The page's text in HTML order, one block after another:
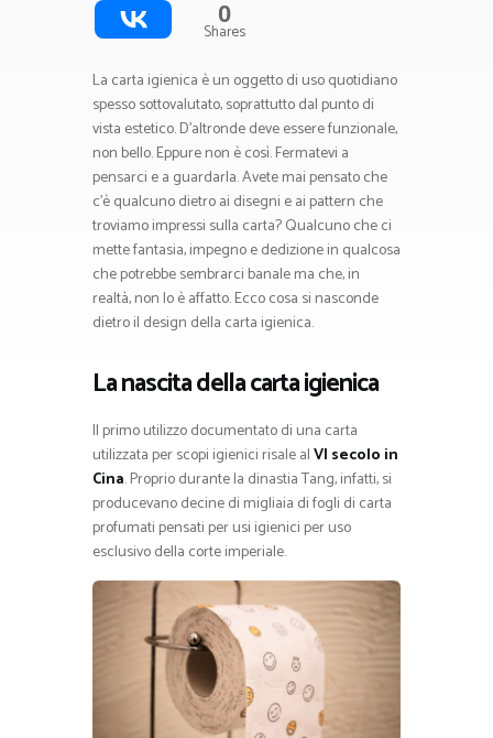
0
Shares
La carta igienica è un oggetto di uso quotidiano
spesso sottovalutato, soprattutto dal punto di
vista estetico. D’altronde deve essere funzionale,
non bello. Eppure non è così. Fermatevi a
pensarci e a guardarla. Avete mai pensato che
c’è qualcuno dietro ai disegni e ai pattern che
troviamo impressi sulla carta? Qualcuno che ci
mette fantasia, impegno e dedizione in qualcosa
che potrebbe sembrarci banale ma che, in
realtà, non lo è affatto. Ecco cosa si nasconde
dietro il design della carta igienica.
La nascita della carta igienica
Il primo utilizzo documentato di una carta
utilizzata per scopi igienici risale alVI secolo in
Cina. Proprio durante la dinastia Tang, infatti, si
producevano decine di migliaia di fogli di carta
profumati pensati per usi igienici per uso
esclusivo della corte imperiale.